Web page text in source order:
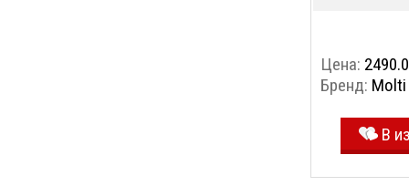
Цена:
Бренд: Molti
В